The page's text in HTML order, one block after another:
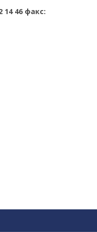
14 46 факс: